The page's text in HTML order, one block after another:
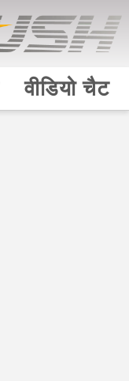
वीडियो चैट